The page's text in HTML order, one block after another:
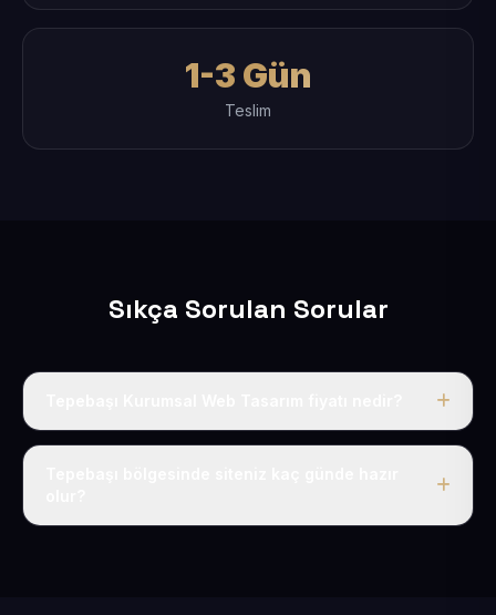
1-3 Gün
Teslim
Sıkça Sorulan Sorular
Tek fiyat uygulanır: yıllık 50 USD + KDV. Bu bedele alan